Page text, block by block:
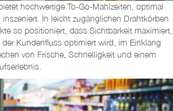
hochwertige To-Go-Mahlzeiten, optimal
In leicht zugänglichen Drahtkörben
so positioniert, dass Sichtbarkeit maximiert,
Kundenfluss optimiert wird, im Einklang
von Frische, Schnelligkeit und einem